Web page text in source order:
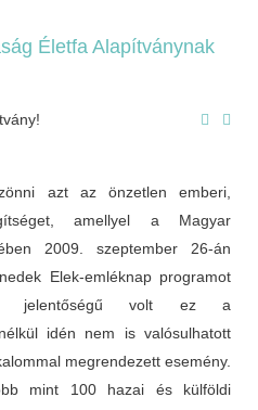
Életfa Alapítványnak
azt az önzetlen emberi,
amellyel a Magyar
2009. szeptember 26-án
Elek-emléknap programot
jelentőségű volt ez a
idén nem is valósulhatott
megrendezett esemény.
mint 100 hazai és külföldi